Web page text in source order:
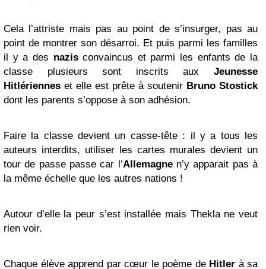
Cela l’attriste mais pas au point de s’insurger, pas au
point de montrer son désarroi. Et puis parmi les familles
il y a des nazis convaincus et parmi les enfants de la
classe plusieurs sont inscrits aux Jeunesse
Hitlériennes et elle est prête à soutenir Bruno Stostick
dont les parents s’oppose à son adhésion.
Faire la classe devient un casse-tête : il y a tous les
auteurs interdits, utiliser les cartes murales devient un
tour de passe passe car l’Allemagne n’y apparait pas à
la même échelle que les autres nations !
Autour d’elle la peur s’est installée mais Thekla ne veut
rien voir.
Chaque élève apprend par cœur le poème de Hitler à sa